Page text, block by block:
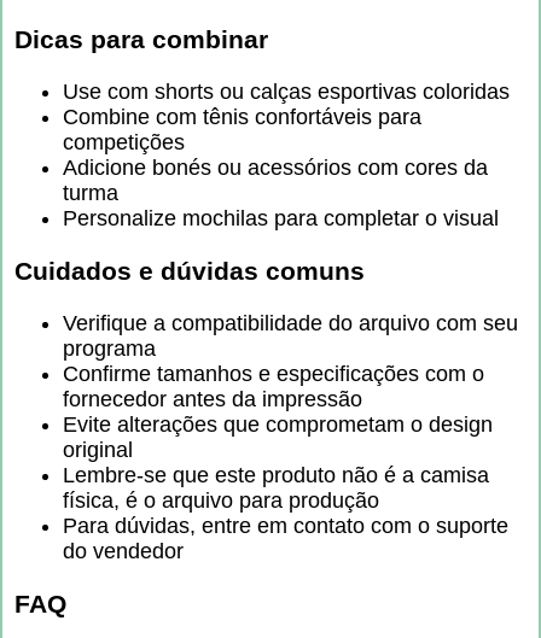
Dicas para combinar
Use com shorts ou calças esportivas coloridas
Combine com tênis confortáveis para
competições
Adicione bonés ou acessórios com cores da
turma
Personalize mochilas para completar o visual
Cuidados e dúvidas comuns
Verifique a compatibilidade do arquivo com seu
programa
Confirme tamanhos e especificações com o
fornecedor antes da impressão
Evite alterações que comprometam o design
original
Lembre-se que este produto não é a camisa
física, é o arquivo para produção
Para dúvidas, entre em contato com o suporte
do vendedor
FAQ